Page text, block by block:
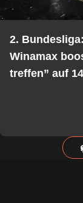
2.
Winamax
treffen” auf